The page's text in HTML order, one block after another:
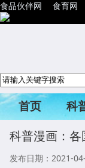
食品伙伴网 食育网
首页 科
科普活动
科普漫画：
发布日期：2021-